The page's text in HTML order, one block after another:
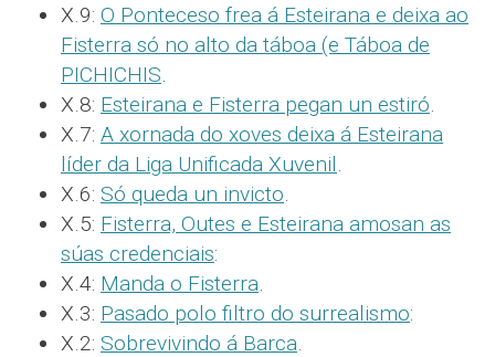
X.9: O Ponteceso frea á Esteirana e deixa ao
Fisterra só no alto da táboa (e Táboa de
PICHICHIS.
X.8: Esteirana e Fisterra pegan un estiró.
X.7: A xornada do xoves deixa á Esteirana
líder da Liga Unificada Xuvenil.
X.6: Só queda un invicto.
X.5: Fisterra, Outes e Esteirana amosan as
súas credenciais:
X.4: Manda o Fisterra.
X.3: Pasado polo filtro do surrealismo:
X.2: Sobrevivindo á Barca.